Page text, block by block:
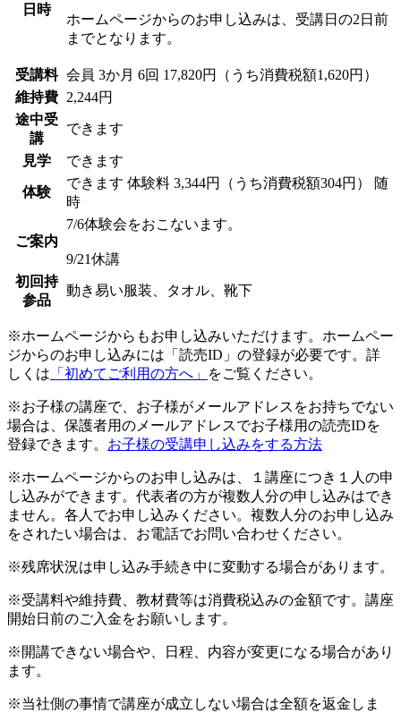
日時
ホームページからのお申し込みは、受講日の2日前
までとなります。
受講料 会員 3か月 6回 17,820円（うち消費税額1,620円）
維持費
2,244円
途中受
講
できます
見学 できます
体験
できます 体験料 3,344円（うち消費税額304円）
随
時
ご案内
7/6体験会をおこないます。
9/21休講
初回持
参品
動き易い服装、タオル、靴下
※ホームページからもお申し込みいただけます。ホームペー
ジからのお申し込みには「読売ID」の登録が必要です。詳
しくは 「初めてご利用の方へ」 をご覧ください。
※お子様の講座で、お子様がメールアドレスをお持ちでない
場合は、保護者用のメールアドレスでお子様用の読売IDを
登録できます。 お子様の受講申し込みをする方法
※ホームページからのお申し込みは、１講座につき１人の申
し込みができます。代表者の方が複数人分の申し込みはでき
ません。各人でお申し込みください。複数人分のお申し込み
をされたい場合は、お電話でお問い合わせください。
※残席状況は申し込み手続き中に変動する場合があります。
※受講料や維持費、教材費等は消費税込みの金額です。講座
開始日前のご入金をお願いします。
※開講できない場合や、日程、内容が変更になる場合があり
ます。
※当社側の事情で講座が成立しない場合は全額を返金しま